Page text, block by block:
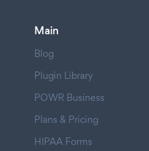
Main
Blog
Plugin Library
POWR Business
Plans & Pricing
HIPAA Forms